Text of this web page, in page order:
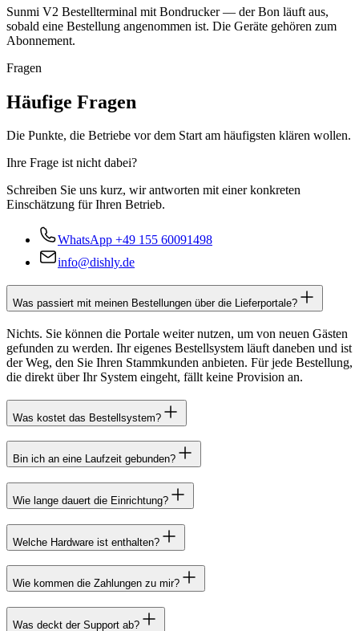
Sunmi V2 Bestellterminal mit Bondrucker — der Bon läuft aus,
sobald eine Bestellung angenommen ist. Die Geräte gehören zum
Abonnement.
Fragen
Häufige Fragen
Die Punkte, die Betriebe vor dem Start am häufigsten klären wollen.
Ihre Frage ist nicht dabei?
Schreiben Sie uns kurz, wir antworten mit einer konkreten
Einschätzung für Ihren Betrieb.
WhatsApp +49 155 60091498
info@dishly.de
Was passiert mit meinen Bestellungen über die Lieferportale?
Nichts. Sie können die Portale weiter nutzen, um von neuen Gästen
gefunden zu werden. Ihr eigenes Bestellsystem läuft daneben und ist
der Weg, den Sie Ihren Stammkunden anbieten. Für jede Bestellung,
die direkt über Ihr System eingeht, fällt keine Provision an.
Was kostet das Bestellsystem?
Bin ich an eine Laufzeit gebunden?
Wie lange dauert die Einrichtung?
Welche Hardware ist enthalten?
Wie kommen die Zahlungen zu mir?
Was deckt der Support ab?